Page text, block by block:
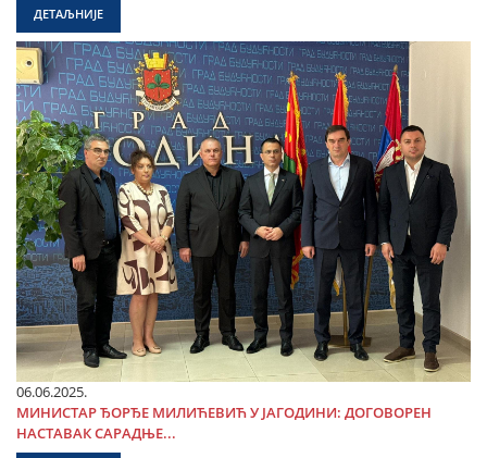
ДЕТАЉНИЈЕ
06.06.2025.
МИНИСТАР ЂОРЂЕ МИЛИЋЕВИЋ У ЈАГОДИНИ: ДОГОВОРЕН
НАСТАВАК САРАДЊЕ...